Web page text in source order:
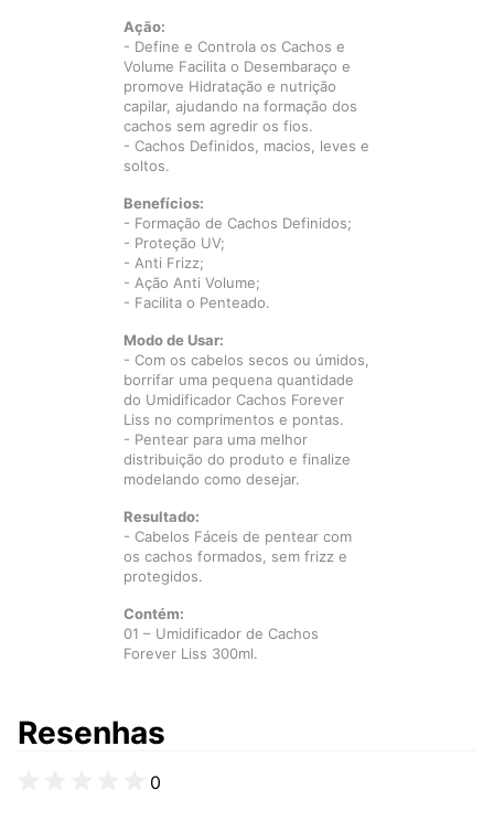
Ação:
- Define e Controla os Cachos e
Volume Facilita o Desembaraço e
promove Hidratação e nutrição
capilar, ajudando na formação dos
cachos sem agredir os fios.
- Cachos Definidos, macios, leves e
soltos.
Benefícios:
- Formação de Cachos Definidos;
- Proteção UV;
- Anti Frizz;
- Ação Anti Volume;
- Facilita o Penteado.
Modo de Usar:
- Com os cabelos secos ou úmidos,
borrifar uma pequena quantidade
do Umidificador Cachos Forever
Liss no comprimentos e pontas.
- Pentear para uma melhor
distribuição do produto e finalize
modelando como desejar.
Resultado:
- Cabelos Fáceis de pentear com
os cachos formados, sem frizz e
protegidos.
Contém:
01 – Umidificador de Cachos
Forever Liss 300ml.
Resenhas
0